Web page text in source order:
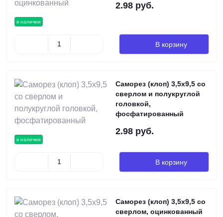
в наличии
2.98 руб.
В корзину
в наличии
Саморез (клоп) 3,5х9,5 со
сверлом и полукруглой
головкой,
фосфатированный
2.98 руб.
В корзину
Саморез (клоп) 3,5х9,5 со
сверлом, оцинкованный